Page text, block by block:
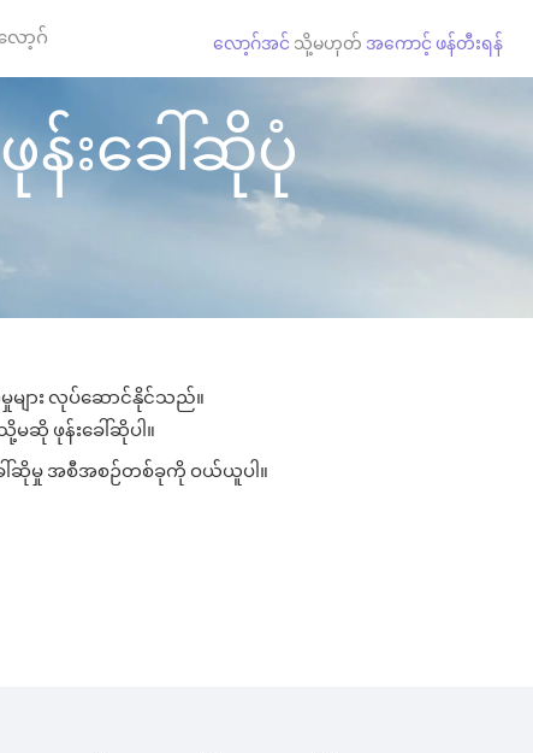
ော့ဂ် လော့ဂ်အင် သို့မဟုတ် အကောင့် ဖန်တီးရန်
းခေါ်ဆိုပုံ
များ လုပ်ဆောင်နိုင်သည်။
ဆို ဖုန်းခေါ်ဆိုပါ။
ေါ်ဆိုမှု အစီအစဉ်တစ်ခုကို ဝယ်ယူပါ။